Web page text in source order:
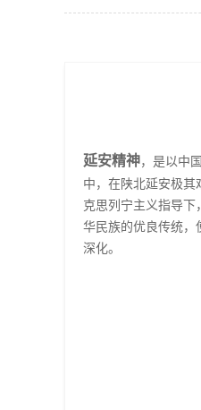
延安精神，是以中
中，在陕北延安极其
克思列宁主义指导下
华民族的优良传统，
深化。